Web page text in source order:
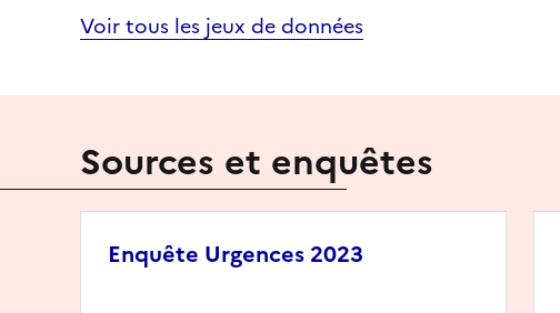
Voir tous les jeux de données
Sources et enquêtes
Enquête Urgences 2023